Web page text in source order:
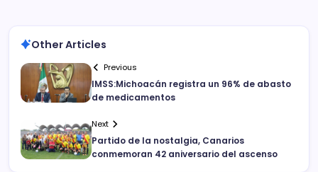
Other Articles
Previous
IMSS:Michoacán registra un 96% de abasto
de medicamentos
Next
Partido de la nostalgia, Canarios
conmemoran 42 aniversario del ascenso